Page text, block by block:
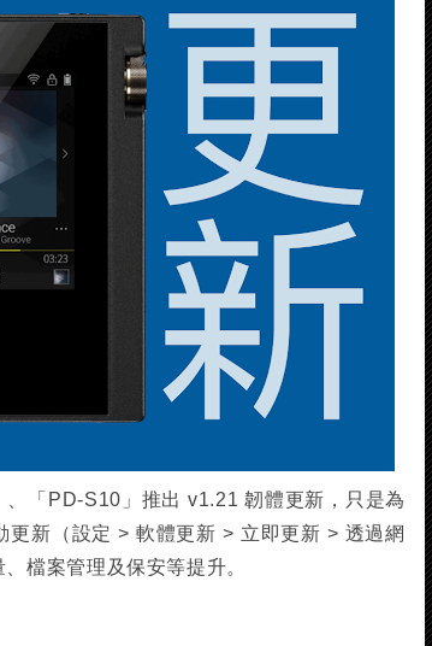
「PD-S10」推出 v1.21 韌體更新，只是為
新（設定 > 軟體更新 > 立即更新 > 透過網
檔案管理及保安等提升。